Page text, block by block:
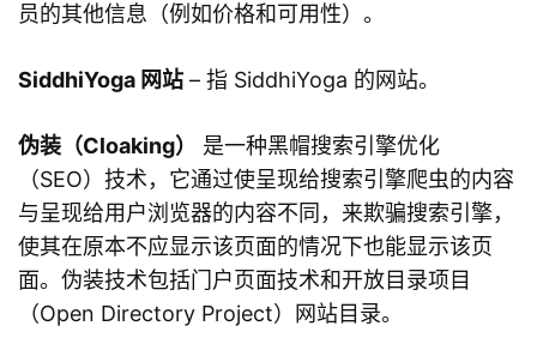
员的其他信息（例如价格和可用性）。
SiddhiYoga 网站 – 指 SiddhiYoga 的网站。
伪装（Cloaking）
是一种黑帽搜索引擎优化
（SEO）技术，它通过使呈现给搜索引擎爬虫的内容
与呈现给用户浏览器的内容不同，来欺骗搜索引擎，
使其在原本不应显示该页面的情况下也能显示该页
面。伪装技术包括门户页面技术和开放目录项目
（Open Directory Project）网站目录。